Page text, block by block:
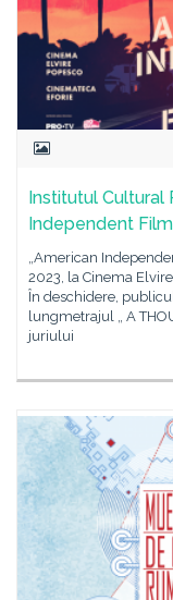
Institutul Cultural
Independent
„American
2023, la Cinema
În deschidere,
lungmetrajul „ A
juriului